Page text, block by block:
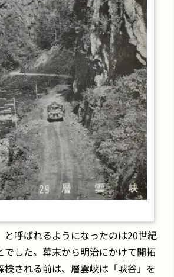
と呼ばれるようになったのは20世紀
でした。幕末から明治にかけて開拓
検される前は、層雲峡は「峡谷」を